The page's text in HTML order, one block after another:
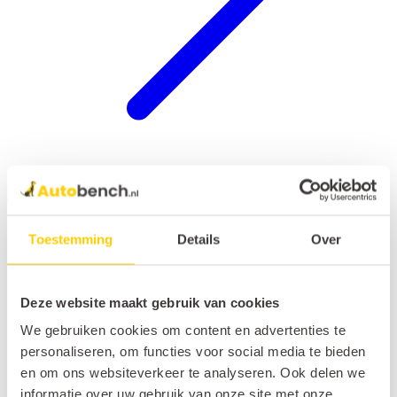
Toestemming Details Over
Deze website maakt gebruik van cookies
We gebruiken cookies om content en advertenties te
personaliseren, om functies voor social media te bieden
en om ons websiteverkeer te analyseren. Ook delen we
informatie over uw gebruik van onze site met onze
Hondenrek auto